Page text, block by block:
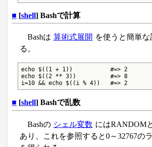
■ [shell] Bashで計算
Bashは 算術式展開 を使うと簡単な
る。
echo $((1 + 1))           #=> 2
echo $((2 ** 3))          #=> 8
i=10 && echo $((i % 4))   #=> 2
■ [shell] Bashで乱数
Bashの シェル変数 にはRANDOM
あり、これを参照すると0～32767の